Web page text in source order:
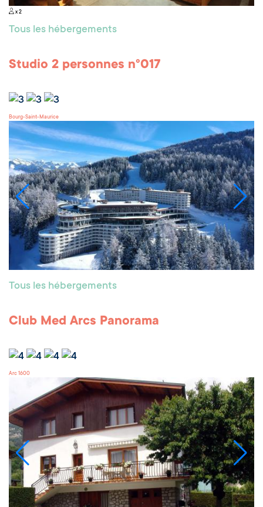
x 2
Tous les hébergements
Studio 2 personnes n°017
Bourg-Saint-Maurice
Tous les hébergements
Club Med Arcs Panorama
Arc 1600